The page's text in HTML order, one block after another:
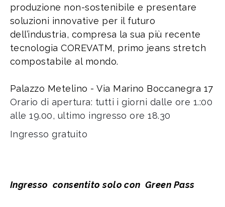
produzione non-sostenibile e presentare
soluzioni innovative per il futuro
dell’industria, compresa la sua più recente
tecnologia COREVATM, primo jeans stretch
compostabile al mondo.
Palazzo Metelino - Via Marino Boccanegra 17
Orario di apertura: tutti i giorni dalle ore 1.:00
alle 19.00, ultimo ingresso ore 18.30
Ingresso gratuito
Ingresso consentito solo con Green Pass